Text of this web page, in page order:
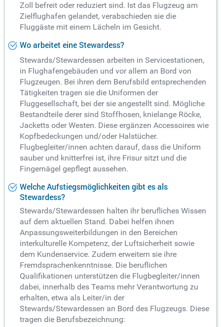
Zoll befreit oder reduziert sind. Ist das Flugzeug am
Zielflughafen gelandet, verabschieden sie die
Fluggäste mit einem Lächeln im Gesicht.
Wo arbeitet eine Stewardess?
Stewards/Stewardessen arbeiten in Servicestationen,
in Flughafengebäuden und vor allem an Bord von
Flugzeugen. Bei ihren dem Berufsbild entsprechenden
Tätigkeiten tragen sie die Uniformen der
Fluggesellschaft, bei der sie angestellt sind. Mögliche
Bestandteile derer sind Stoffhosen, knielange Röcke,
Jacketts oder Westen. Diese ergänzen Accessoires wie
Kopfbedeckungen und/oder Halstücher.
Flugbegleiter/innen achten darauf, dass die Uniform
sauber und knitterfrei ist, ihre Frisur sitzt und die
Fingernägel gepflegt aussehen.
Welche Aufstiegsmöglichkeiten gibt es als
Stewardess?
Stewards/Stewardessen halten ihr berufliches Wissen
auf dem aktuellen Stand. Dabei helfen ihnen
Anpassungsweiterbildungen in den Bereichen
interkulturelle Kompetenz, der Luftsicherheit sowie
dem Kundenservice. Zudem erweitern sie ihre
Fremdsprachenkenntnisse. Die beruflichen
Qualifikationen unterstützen die Flugbegleiter/innen
dabei, innerhalb des Teams mehr Verantwortung zu
erhalten, etwa als Leiter/in der
Stewards/Stewardessen an Bord des Flugzeugs. Diese
tragen die Berufsbezeichnung: